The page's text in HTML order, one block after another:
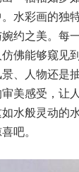
水彩画的独
约之美。每
佛能够窥见
、人物还是
美感受，让
水般灵动的
吧。